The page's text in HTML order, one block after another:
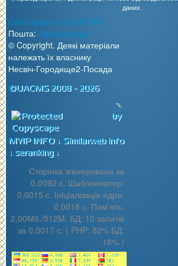
даних.
Сайт працює на UACMS
Пошта: Адміністрація
© Copyright. Деякі матеріали
належать їх власнику
Несвіч-Городище2-Посада
©UACMS 2008 - 2026
MYIP INFO ↓ Similarweb info
↓ seranking ↓
Сторінка згенерована за
0,0092 с. Шаблонізатор:
0,0015 с. Інiціалізація ядра:
0,0018 с. Пам'ять:
2,00Мб./512M. БД: 10 запитів
за 0,0017 с. ( PHP: 82% БД:
18% )